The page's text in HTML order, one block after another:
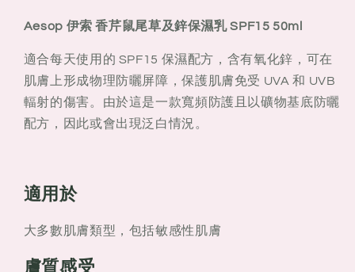
鼠
尾
草
及
鋅
保
SPF15
鼠
及
鋅
保
Aesop 伊索 香芹鼠尾草及鋅保濕乳 SPF15 50ml
適合每天使用的 SPF15 保濕配方，含有氧化鋅，可在
肌膚上形成物理防曬屏障，保護肌膚免受 UVA 和 UVB
輻射的傷害。由於這是一款寬頻防護且以礦物基底防曬
配方，因此或會出現泛白情況。
適用於
大多數肌膚類型，包括敏感性肌膚
膚質感受